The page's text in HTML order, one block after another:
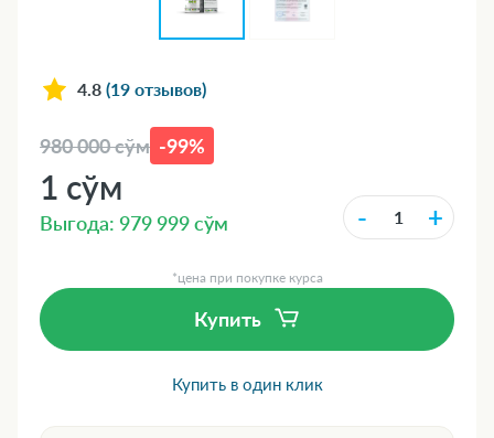
4.8 (19 отзывов)
980 000 сўм -99%
1 сўм
Выгода: 979 999 сўм - +
*цена при покупке курса
Купить
Купить в один клик